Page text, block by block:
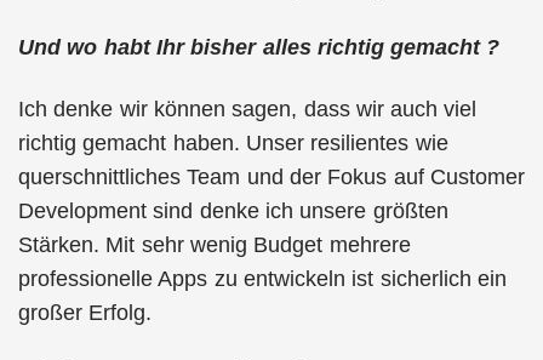
Und wo habt Ihr bisher alles richtig gemacht ?
Ich denke wir können sagen, dass wir auch viel
richtig gemacht haben. Unser resilientes wie
querschnittliches Team und der Fokus auf Customer
Development sind denke ich unsere größten
Stärken. Mit sehr wenig Budget mehrere
professionelle Apps zu entwickeln ist sicherlich ein
großer Erfolg.